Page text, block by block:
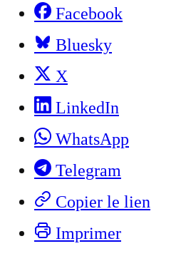
Facebook
Bluesky
X
LinkedIn
WhatsApp
Telegram
Copier le lien
Imprimer